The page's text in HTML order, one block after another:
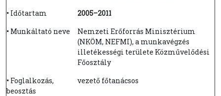
• Időtartam
2005–2011
• Munkáltató neve
Nemzeti Erőforrás Minisztérium
(NKÖM, NEFMI), a munkavégzés
illetékességi területe Közművelődési
Főosztály
• Foglalkozás,
beosztás
vezető főtanácsos